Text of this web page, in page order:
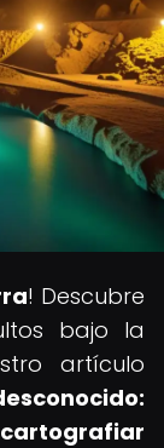
! Descubre
bajo la
artículo